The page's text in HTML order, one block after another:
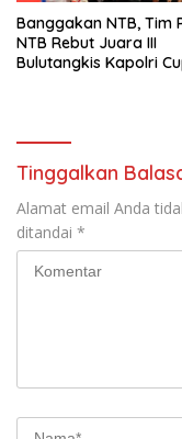
Banggakan NTB, Tim
NTB Rebut Juara III
Bulutangkis Kapolri
Tinggalkan
Alamat email Anda
ditandai *